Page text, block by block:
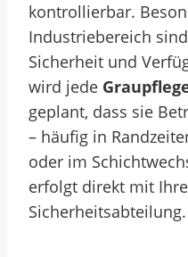
kontrollierbar.
Industriebereich
Sicherheit und
wird jede
geplant, dass sie
– häufig in
oder im
erfolgt direkt mit
Sicherheitsabteilung.